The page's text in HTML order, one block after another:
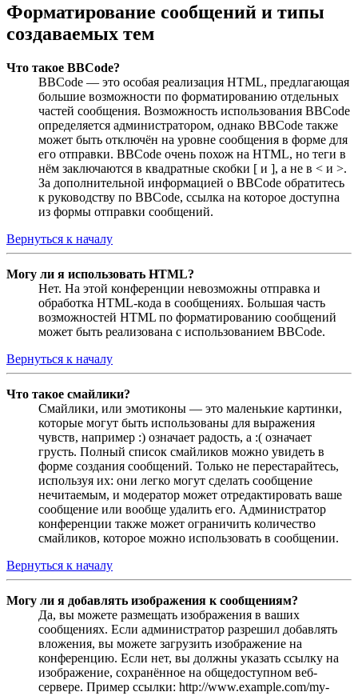
Форматирование сообщений и типы
создаваемых тем
Что такое BBCode?
BBCode — это особая реализация HTML, предлагающая
большие возможности по форматированию отдельных
частей сообщения. Возможность использования BBCode
определяется администратором, однако BBCode также
может быть отключён на уровне сообщения в форме для
его отправки. BBCode очень похож на HTML, но теги в
нём заключаются в квадратные скобки [ и ], а не в < и >.
За дополнительной информацией о BBCode обратитесь
к руководству по BBCode, ссылка на которое доступна
из формы отправки сообщений.
Вернуться к началу
Могу ли я использовать HTML?
Нет. На этой конференции невозможны отправка и
обработка HTML-кода в сообщениях. Большая часть
возможностей HTML по форматированию сообщений
может быть реализована с использованием BBCode.
Вернуться к началу
Что такое смайлики?
Смайлики, или эмотиконы — это маленькие картинки,
которые могут быть использованы для выражения
чувств, например :) означает радость, а :( означает
грусть. Полный список смайликов можно увидеть в
форме создания сообщений. Только не перестарайтесь,
используя их: они легко могут сделать сообщение
нечитаемым, и модератор может отредактировать ваше
сообщение или вообще удалить его. Администратор
конференции также может ограничить количество
смайликов, которое можно использовать в сообщении.
Вернуться к началу
Могу ли я добавлять изображения к сообщениям?
Да, вы можете размещать изображения в ваших
сообщениях. Если администратор разрешил добавлять
вложения, вы можете загрузить изображение на
конференцию. Если нет, вы должны указать ссылку на
изображение, сохранённое на общедоступном веб-
сервере. Пример ссылки: http://www.example.com/my-